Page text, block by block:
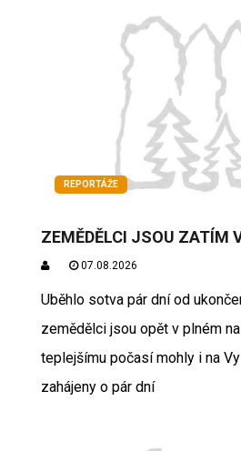
REPORTÁŽE
ZEMĚDĚLCI JSOU ZATÍM
07.08.2026
Uběhlo sotva pár dní od
zemědělci jsou opět v plném
teplejšímu počasí mohly i na
zahájeny o pár dní